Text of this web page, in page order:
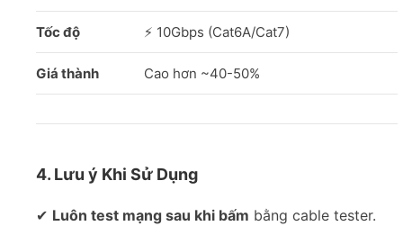
Tốc độ ⚡ 10Gbps (Cat6A/Cat7)
Giá thành Cao hơn ~40-50%
4. Lưu ý Khi Sử Dụng
✔ Luôn test mạng sau khi bấm bằng cable tester.